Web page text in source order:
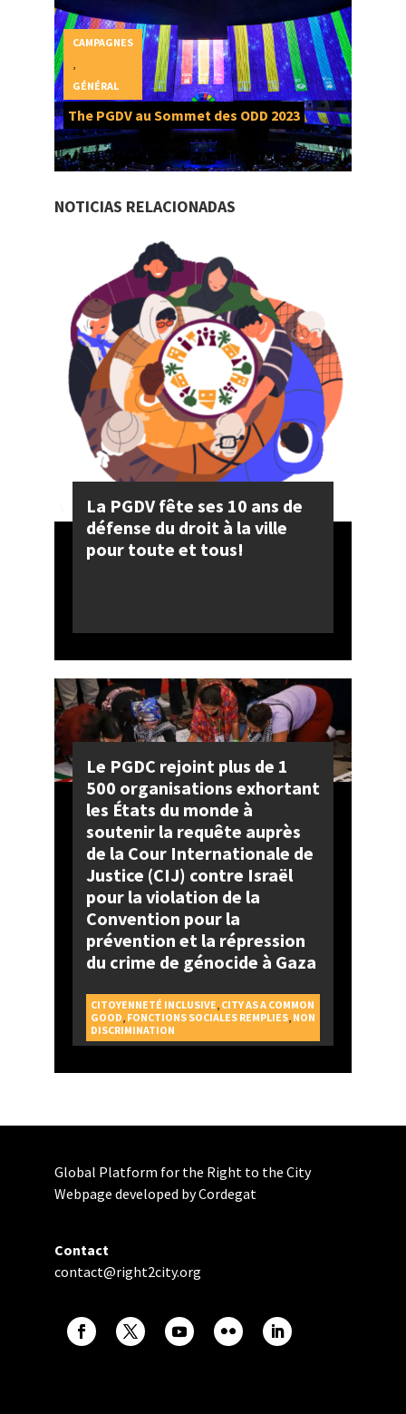
The PGDV au Sommet des ODD 2023
CAMPAGNES
GÉNÉRAL
NOTICIAS RELACIONADAS
La PGDV fête ses 10 ans de
défense du droit à la ville
pour toute et tous!
Le PGDC rejoint plus de 1
500 organisations exhortant
les États du monde à
soutenir la requête auprès
de la Cour Internationale de
Justice (CIJ) contre Israël
pour la violation de la
Convention pour la
prévention et la répression
du crime de génocide à Gaza
CITOYENNETÉ INCLUSIVE CITY AS A COMMON
GOOD FONCTIONS SOCIALES REMPLIES, NON
DISCRIMINATION
Global Platform for the Right to the City
Webpage developed by Cordegat
Contact
contact@right2city.org